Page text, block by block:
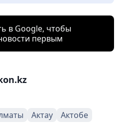
в Google, чтобы
первым
Актау
Актобе